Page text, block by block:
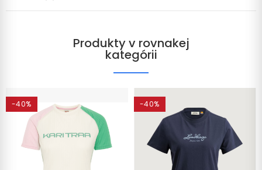
Produkty v rovnakej
kategórii
-40% -40%